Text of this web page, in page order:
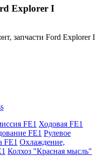
Explorer I
запчасти Ford Explorer I
FE1 Ходовая FE1
FE1 Рулевое
FE1 Охлаждение,
Колхоз "Красная мысль"